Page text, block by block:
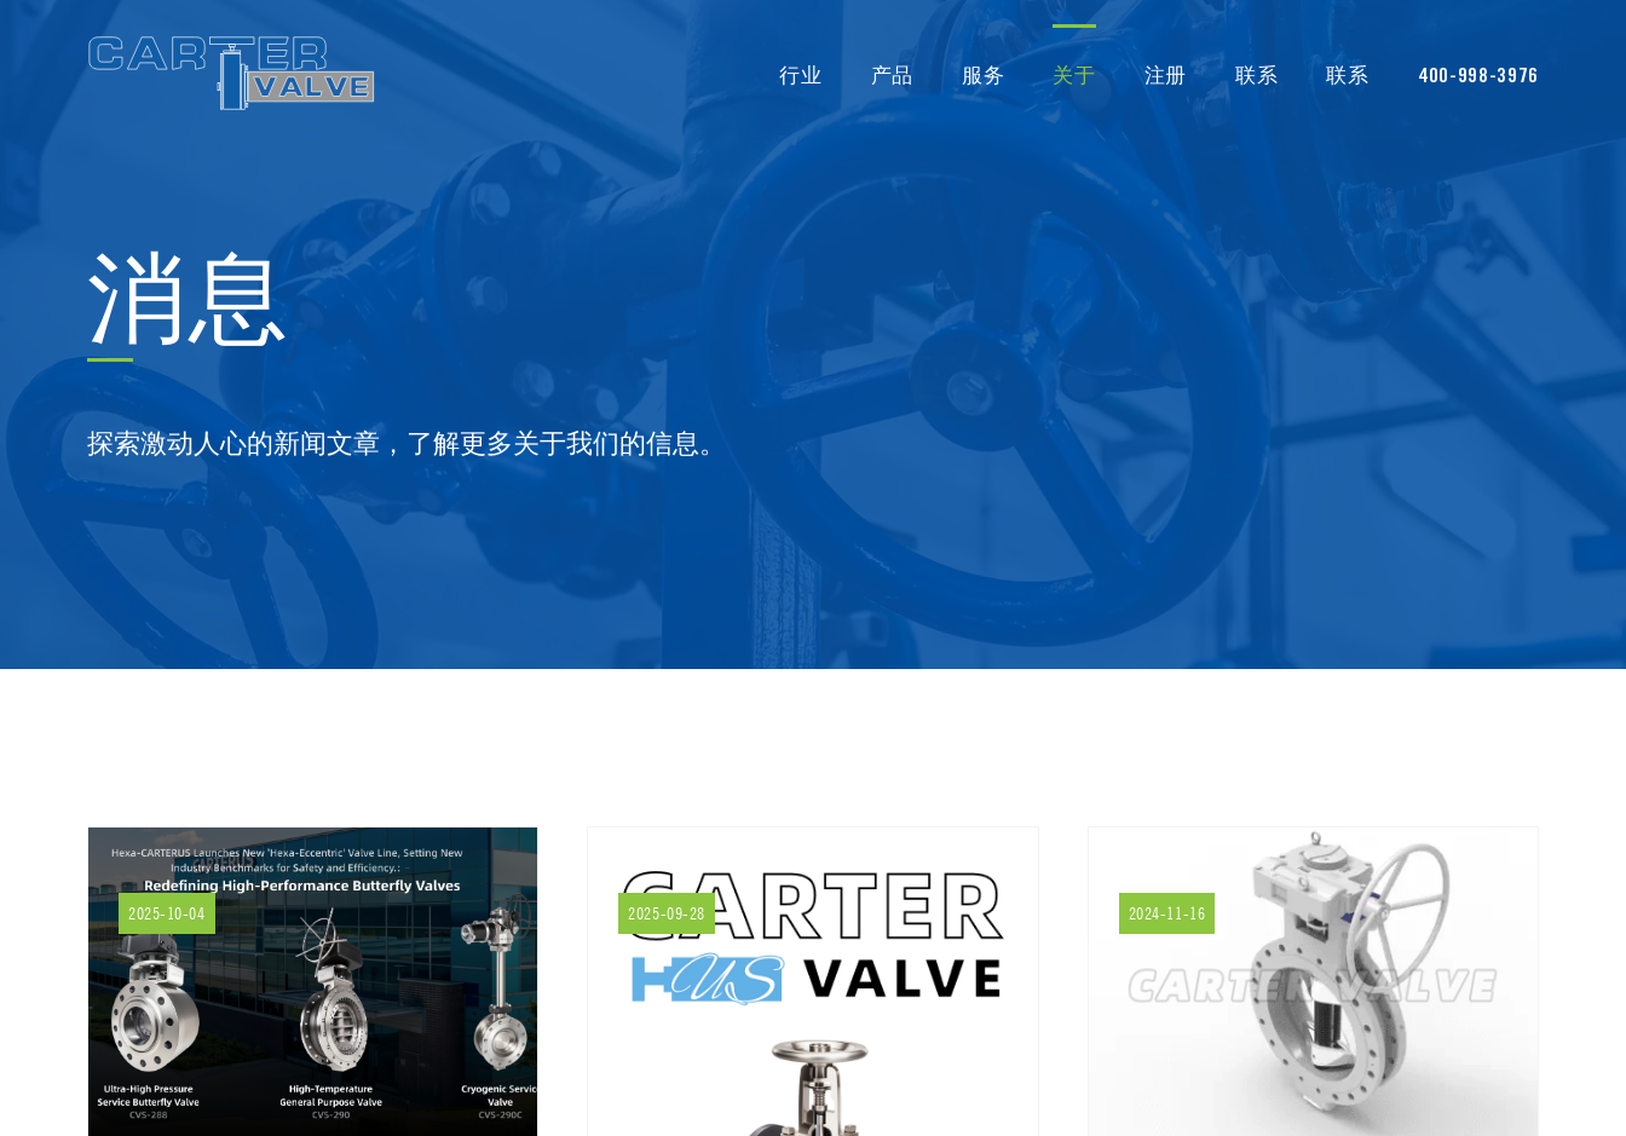
行业 产品 服务 关于 注册 联系 联系 400-998-3976
消息
探索激动人心的新闻文章，了解更多关于我们的信息。
2025-10-04 2025-09-28 2024-11-16